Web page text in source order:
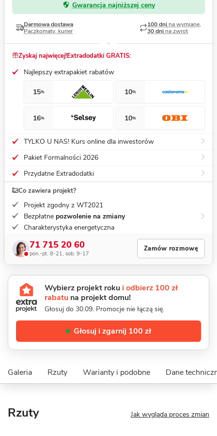
Gwarancja najniższej ceny
Darmowa dostawa
Paczkomaty, kurier
100 dni na wymianę,
30 dni na zwrot
Zyskaj najwięcej!Extradodatki GRATIS:
Najlepszy extrapakiet rabatów
15% 10%
16% 10%
TYLKO U NAS! Kurs online dla inwestorów
Pakiet Formalności 2026
Przydatne Extradodatki
Co zawiera projekt?
Projekt zgodny z WT2021
Bezpłatne pozwolenie na zmiany
Charakterystyka energetyczna
71 715 20 60
pon.-pt. 8-21, sob. 9-17
Zamów rozmowę
Wybierz projekt roku i odbierz 100 zł
rabatu na projekt domu!
Głosuj do 30.09. Promocje nie łączą się.
Głosuj i zgarnij 100 zł
Galeria Rzuty Warianty i podobne Dane
Rzuty Jak wygląda proces zmian